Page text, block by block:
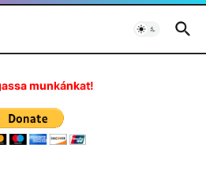
munkánkat!